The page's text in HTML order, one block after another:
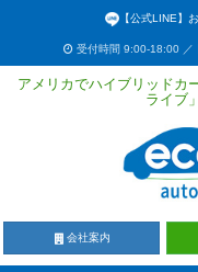
【公式LINE】
受付時間 9:00-18:00 ／
アメリカでハイブリッドカ
ライブ
会社案内